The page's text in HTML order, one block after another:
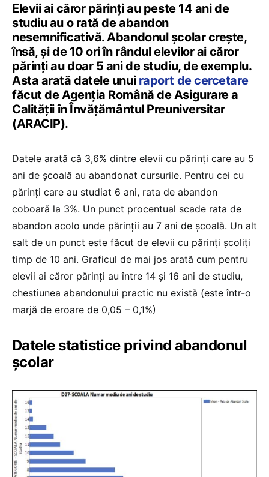
Elevii ai căror părinți au peste 14 ani de
studiu au o rată de abandon
nesemnificativă. Abandonul școlar crește,
însă, și de 10 ori în rândul elevilor ai căror
părinți au doar 5 ani de studiu, de exemplu.
Asta arată datele unui raport de cercetare
făcut de Agenția Română de Asigurare a
Calității în Învățământul Preuniversitar
(ARACIP).
Datele arată că 3,6% dintre elevii cu părinți care au 5
ani de școală au abandonat cursurile. Pentru cei cu
părinți care au studiat 6 ani, rata de abandon
coboară la 3%. Un punct procentual scade rata de
abandon acolo unde părinții au 7 ani de școală. Un alt
salt de un punct este făcut de elevii cu părinți școliți
timp de 10 ani. Graficul de mai jos arată cum pentru
elevii ai căror părinți au între 14 și 16 ani de studiu,
chestiunea abandonului practic nu există (este într-o
marjă de eroare de 0,05 – 0,1%)
Datele statistice privind abandonul
școlar